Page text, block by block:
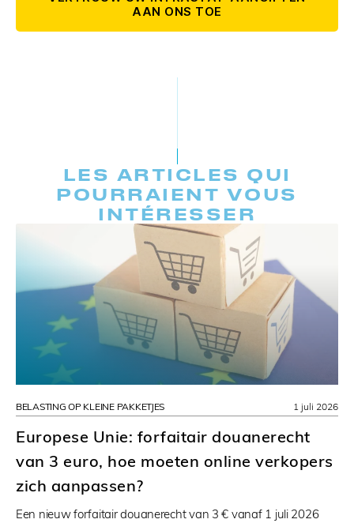
AAN ONS TOE
LES ARTICLES QUI
POURRAIENT VOUS
INTÉRESSER
BELASTING OP KLEINE PAKKETJES
Europese Unie: forfaitair douanerecht
van 3 euro, hoe moeten online verkopers
zich aanpassen?
Een nieuw forfaitair douanerecht van 3 € vanaf 1 juli 2026
1 juli 2026